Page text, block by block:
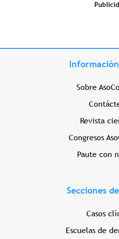
Sobre
Revista
Congresos
Paute con
Secciones
Casos
Escuelas de